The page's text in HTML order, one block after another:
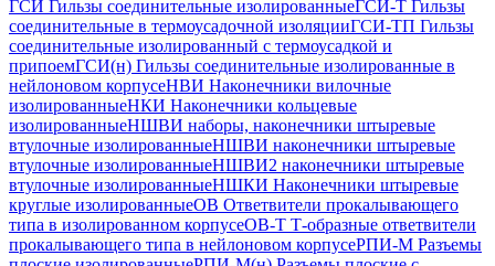
ГСИ Гильзы соединительные изолированныеГСИ-Т Гильзы
соединительные в термоусадочной изоляцииГСИ-ТП Гильзы
соединительные изолированный с термоусадкой и
припоемГСИ(н) Гильзы соединительные изолированные в
нейлоновом корпусеНВИ Наконечники вилочные
изолированныеНКИ Наконечники кольцевые
изолированныеНШВИ наборы, наконечники штыревые
втулочные изолированныеНШВИ наконечники штыревые
втулочные изолированныеНШВИ2 наконечники штыревые
втулочные изолированныеНШКИ Наконечники штыревые
круглые изолированныеОВ Ответвители прокалывающего
типа в изолированном корпусеОВ-Т Т-образные ответвители
прокалывающего типа в нейлоновом корпусеРПИ-М Разъемы